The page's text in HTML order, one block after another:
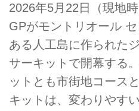
2026年5月22日（現地
GPがモントリオール
ある人工島に作られた
サーキットで開幕する
ットとも市街地コース
キットは、変わりやす